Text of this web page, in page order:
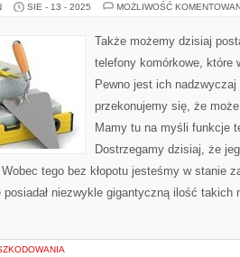
SIE - 13 - 2025 MOŻLIWOŚĆ
Także możemy dzisiaj
telefony komórkowe, które
Pewno jest ich
przekonujemy się, że
Mamy tu na myśli funkcje
Dostrzegamy dzisiaj, że
tego bez kłopotu jesteśmy w stanie
niezwykle gigantyczną ilość